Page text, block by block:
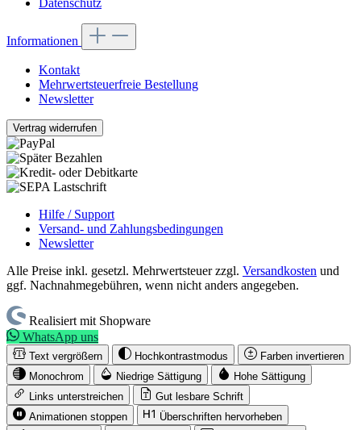
Datenschutz
Informationen
Kontakt
Mehrwertsteuerfreie Bestellung
Newsletter
Vertrag widerrufen
Hilfe / Support
Versand- und Zahlungsbedingungen
Newsletter
Alle Preise inkl. gesetzl. Mehrwertsteuer zzgl. Versandkosten und
ggf. Nachnahmegebühren, wenn nicht anders angegeben.
Realisiert mit Shopware
WhatsApp uns
Text vergrößern Hochkontrastmodus
Farben invertieren
Monochrom
Niedrige Sättigung
Hohe Sättigung
Links unterstreichen
Gut lesbare Schrift
Animationen stoppen
Überschriften hervorheben